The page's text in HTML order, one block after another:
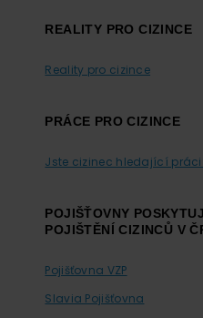
REALITY PRO CIZINCE
Reality pro cizince
PRÁCE PRO CIZINCE
Jste cizinec hledající
POJIŠŤOVNY
POJIŠTĚNÍ CIZINCŮ V
Pojišťovna VZP
Slavia Pojišťovna